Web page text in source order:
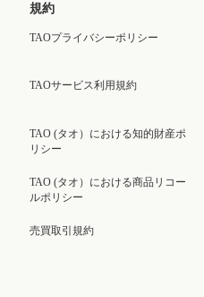
規約
TAOプライバシーポリシー
TAOサービス利用規約
TAO (タオ）における知的財産ポ
リシー
TAO (タオ）における商品リコー
ルポリシー
売買取引規約